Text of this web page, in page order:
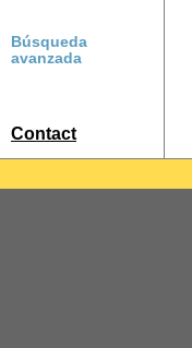
Búsqueda
avanzada
Contact